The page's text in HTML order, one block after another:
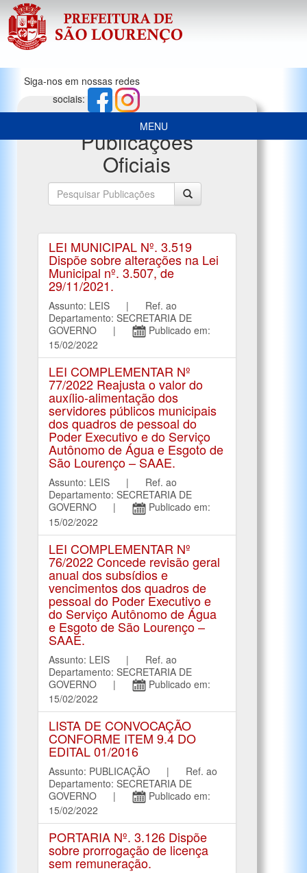
Siga-nos em nossas redes
sociais:
MENU
Publicações
Oficiais
LEI MUNICIPAL Nº. 3.519
Dispõe sobre alterações na Lei
Municipal nº. 3.507, de
29/11/2021.
Assunto: LEIS | Ref. ao
Departamento: SECRETARIA DE
GOVERNO |
Publicado em:
15/02/2022
LEI COMPLEMENTAR Nº
77/2022 Reajusta o valor do
auxílio-alimentação dos
servidores públicos municipais
dos quadros de pessoal do
Poder Executivo e do Serviço
Autônomo de Água e Esgoto de
São Lourenço – SAAE.
Assunto: LEIS | Ref. ao
Departamento: SECRETARIA DE
GOVERNO |
Publicado em:
15/02/2022
LEI COMPLEMENTAR Nº
76/2022 Concede revisão geral
anual dos subsídios e
vencimentos dos quadros de
pessoal do Poder Executivo e
do Serviço Autônomo de Água
e Esgoto de São Lourenço –
SAAE.
Assunto: LEIS | Ref. ao
Departamento: SECRETARIA DE
GOVERNO |
Publicado em:
15/02/2022
LISTA DE CONVOCAÇÃO
CONFORME ITEM 9.4 DO
EDITAL 01/2016
Assunto: PUBLICAÇÃO | Ref. ao
Departamento: SECRETARIA DE
GOVERNO |
Publicado em:
15/02/2022
PORTARIA Nº. 3.126 Dispõe
sobre prorrogação de licença
sem remuneração.